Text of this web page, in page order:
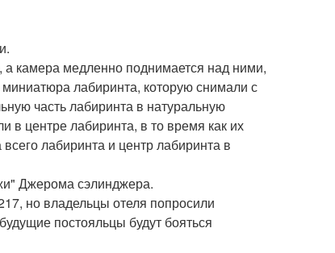
а камера медленно поднимается над ними,
лабиринта, которую снимали с
часть лабиринта в натуральную
центре лабиринта, в то время как их
лабиринта и центр лабиринта в
Джерома сэлинджера.
но владельцы отеля попросили
постояльцы будут бояться